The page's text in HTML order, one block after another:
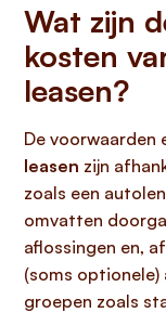
Wat zijn
kosten
leasen?
De voorwaarden
leasen zijn
zoals een
omvatten
aflossingen en,
(soms
groepen zoals